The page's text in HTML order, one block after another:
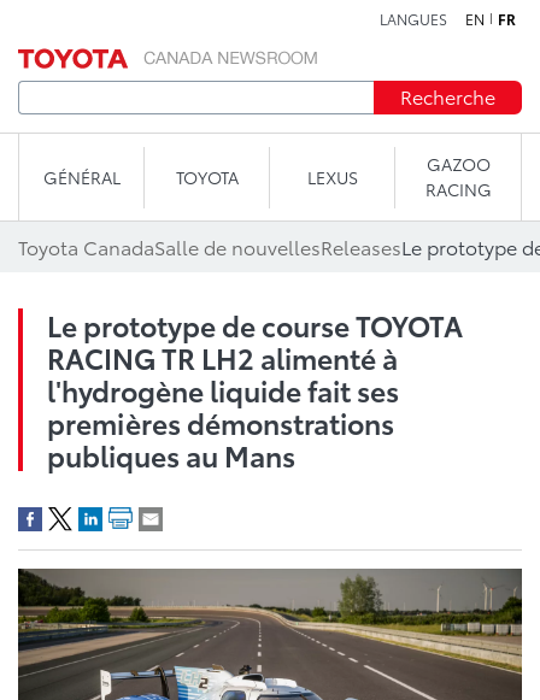
LANGUES EN FR
Recherche
GÉNÉRAL TOYOTA LEXUS
GAZOO
RACING
Toyota CanadaSalle de nouvellesReleases
Le prototype de course TOYOTA
RACING TR LH2 alimenté à
l'hydrogène liquide fait ses
premières démonstrations
publiques au Mans